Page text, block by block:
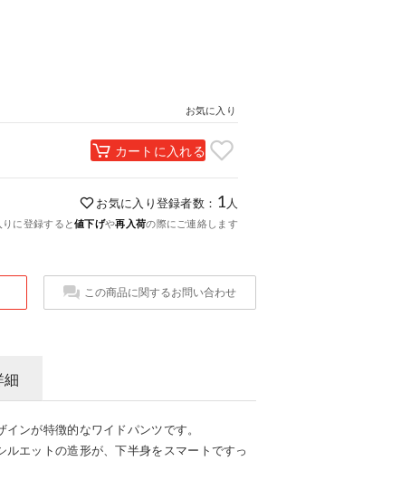
お気に入り
カートに入れる
お気に入り登録者数： 1 人
りに登録すると値下げや再入荷の際にご連絡します
この商品に関するお問い合わせ
細
ンが特徴的なワイドパンツです。
エットの造形が、下半身をスマートですっ